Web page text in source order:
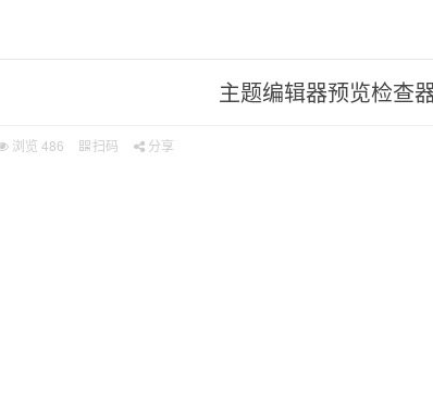
主题编辑器预览检查
浏览 486 扫码 分享